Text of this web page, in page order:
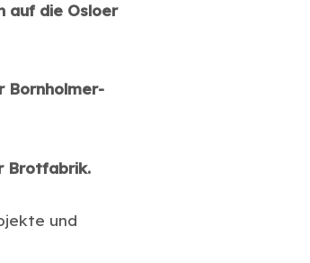
auf die Osloer
Bornholmer-
Brotfabrik.
und